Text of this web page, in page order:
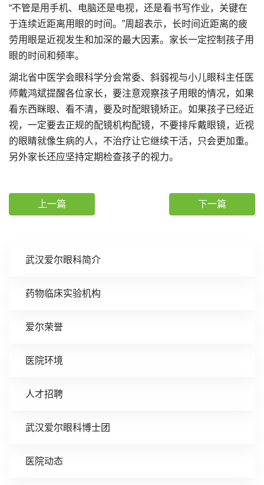
武汉爱尔眼科简介
药物临床实验机构
爱尔荣誉
医院环境
人才招聘
武汉爱尔眼科博士团
医院动态
“不管是用手机、电脑还是电视，还是看书写作业，关键在
于连续近距离用眼的时间。”周超表示，长时间近距离的疲
劳用眼是近视发生和加深的最大因素。家长一定控制孩子用
眼的时间和频率。
湖北省中医学会眼科学分会常委、斜弱视与小儿眼科主任医
师戴鸿斌提醒各位家长，要注意观察孩子用眼的情况，如果
看东西眯眼、看不清，要及时配眼镜矫正。如果孩子已经近
视，一定要去正规的配镜机构配镜，不要排斥戴眼镜，近视
的眼睛就像生病的人，不治疗让它继续干活，只会更加重。
另外家长还应坚持定期检查孩子的视力。
上一篇 下一篇